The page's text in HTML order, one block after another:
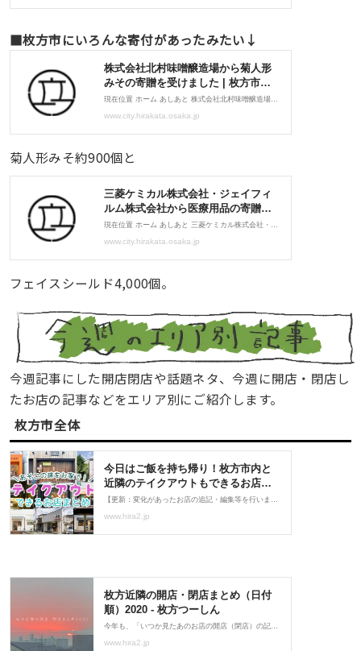
■枚方市にいろんな寄付があったみたい↓
菊人形みそ約900個と
フェイスシールド4,000個。
今週記事にした開店閉店や話題ネタ、今週に開店・閉店し
たお店の記事などをエリア別にご紹介します。
枚方市全体